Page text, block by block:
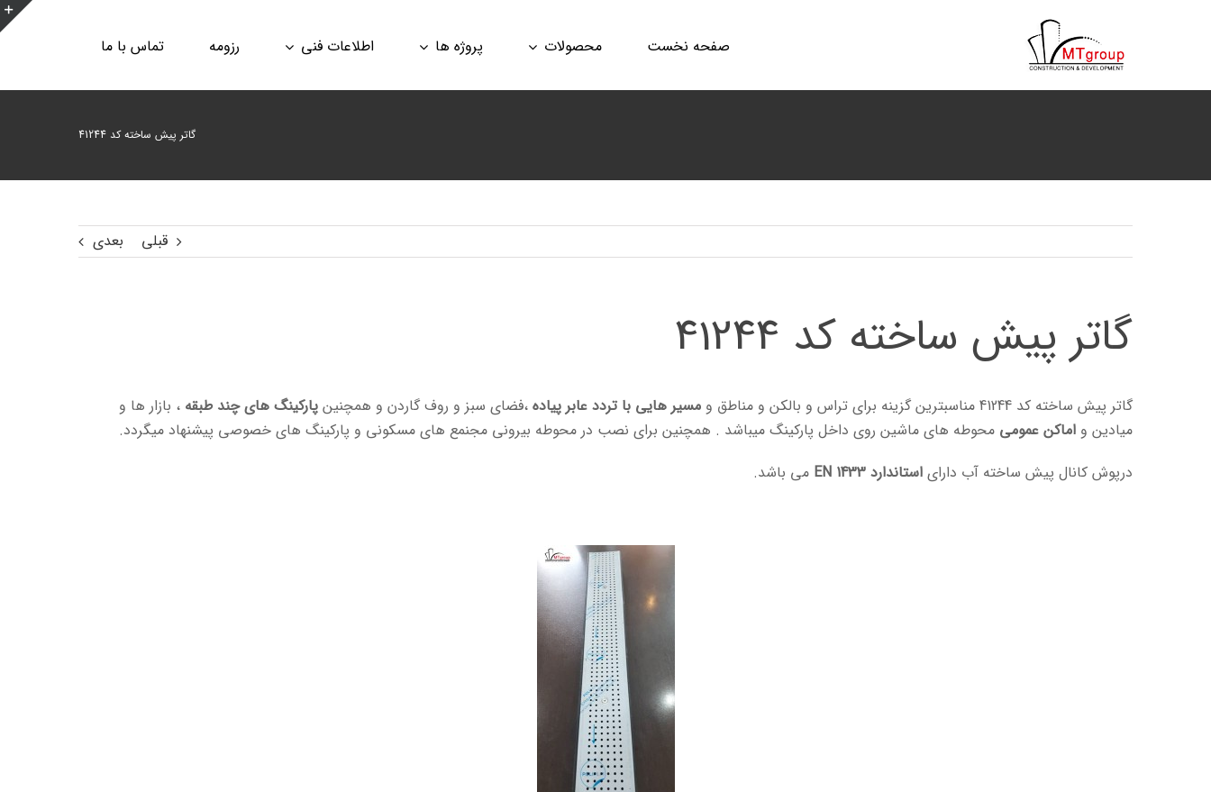
صفحه نخست محصولات پروژه ها اطلاعات فنی رزومه تماس با ما
گاتر پیش ساخته کد 41244
قبلی بعدی
گاتر پیش ساخته کد 41244
گاتر پیش ساخته کد 41244 مناسبترین گزینه برای تراس و بالکن و مناطق و مسیر هایی با تردد عابر پیاده ،فضای سبز و روف گاردن و همچنین پارکینگ های چند طبقه ، بازار ها و
میادین و اماکن عمومی محوطه های ماشین روی داخل پارکینگ میباشد . همچنین برای نصب در محوطه بیرونی مجنمع های مسکونی و پارکینگ های خصوصی پیشنهاد میگردد.
درپوش کانال پیش ساخته آب دارای استاندارد EN 1433 می باشد.